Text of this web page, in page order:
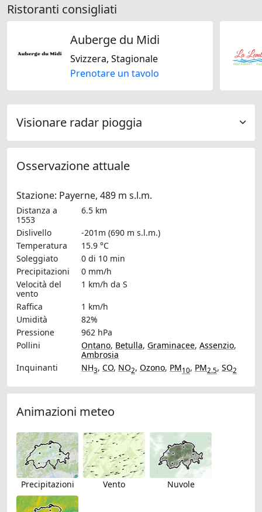
Ristoranti consigliati
Auberge du Midi
Svizzera, Stagionale
Prenotare un tavolo
Visionare radar pioggia
Osservazione attuale
Stazione: Payerne, 489 m s.l.m.
Distanza a
1553
6.5 km
Dislivello
-201m (690 m s.l.m.)
Temperatura
15.9 °C
Soleggiato
0 di 10 min
Precipitazioni
0 mm/h
Velocità del
vento
1 km/h da S
Raffica
1 km/h
Umidità
82%
Pressione
962 hPa
Pollini
Ontano, Betulla, Graminacee, Assenzio,
Ambrosia
Inquinanti
NH3, CO, NO2, Ozono, PM10, PM2.5, SO2
Animazioni meteo
Precipitazioni Vento Nuvole